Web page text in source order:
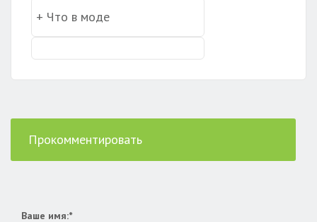
Прокомментировать
Ваше имя:*